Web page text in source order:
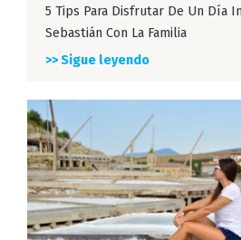
5 Tips Para Disfrutar De Un Día
Sebastián Con La Familia
>> Sigue leyendo